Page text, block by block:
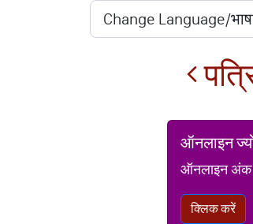
ऑनलाइन
ऑनलाइन अंक
क्लिक करें